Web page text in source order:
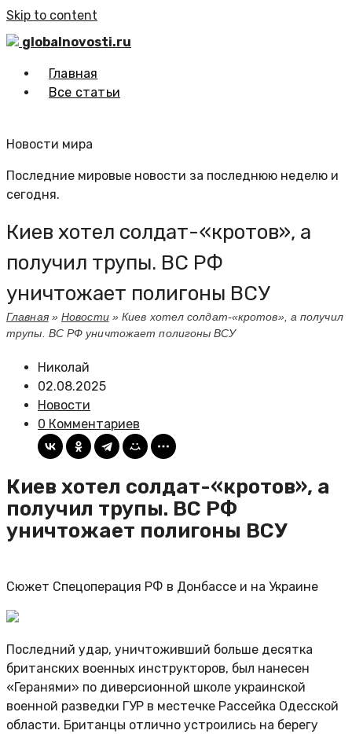
Skip to content
globalnovosti.ru
Главная
Все статьи
Новости мира
Последние мировые новости за последнюю неделю и
сегодня.
Киев хотел солдат-«кротов», а
получил трупы. ВС РФ
уничтожает полигоны ВСУ
Главная»Новости»Киев хотел солдат-«кротов», а получил
трупы. ВС РФ уничтожает полигоны ВСУ
Николай
02.08.2025
Новости
0 Комментариев
Киев хотел солдат-«кротов», а
получил трупы. ВС РФ
уничтожает полигоны ВСУ
Сюжет Спецоперация РФ в Донбассе и на Украине
Последний удар, уничтоживший больше десятка
британских военных инструкторов, был нанесен
«Геранями» по диверсионной школе украинской
военной разведки ГУР в местечке Рассейка Одесской
области. Британцы отлично устроились на берегу